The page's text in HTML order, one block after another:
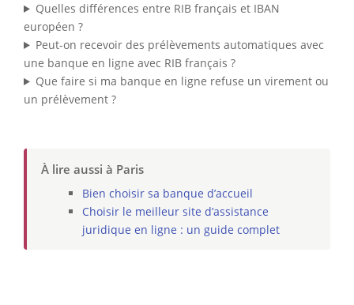
Quelles différences entre RIB français et IBAN
européen ?
Peut-on recevoir des prélèvements automatiques avec
une banque en ligne avec RIB français ?
Que faire si ma banque en ligne refuse un virement ou
un prélèvement ?
À lire aussi à Paris
Bien choisir sa banque d’accueil
Choisir le meilleur site d’assistance
juridique en ligne : un guide complet